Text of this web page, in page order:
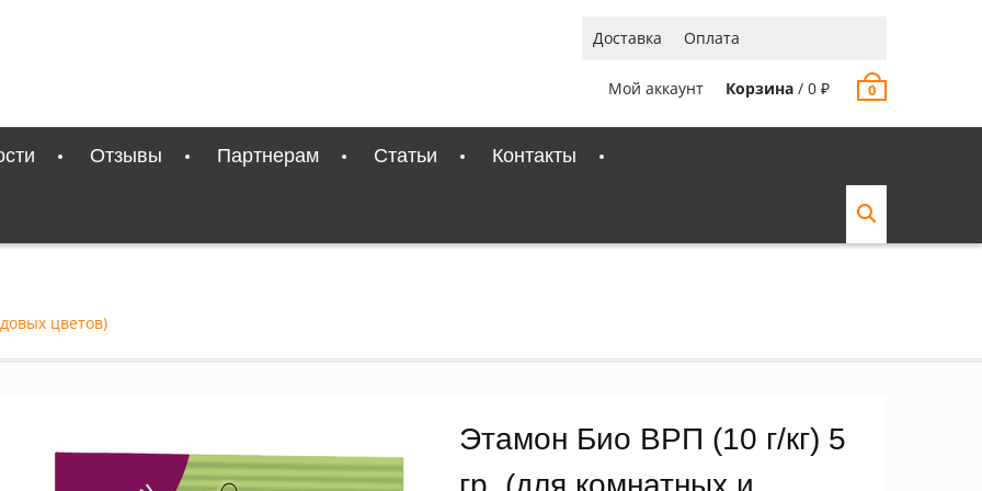
Доставка Оплата
Мой аккаунт Корзина / 0 ₽ 0
Отзывы Партнерам Статьи Контакты
цветов)
Этамон Био ВРП (10 г/кг) 5